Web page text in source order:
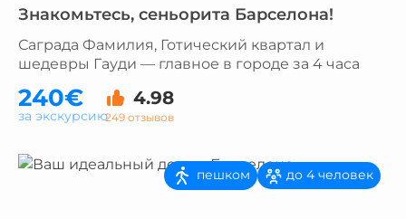
Знакомьтесь, сеньорита Барселона!
Саграда Фамилия, Готический квартал и
шедевры Гауди — главное в городе за 4 часа
240€ 4.98
249 отзывов
за экскурсию
пешком до 4 человек